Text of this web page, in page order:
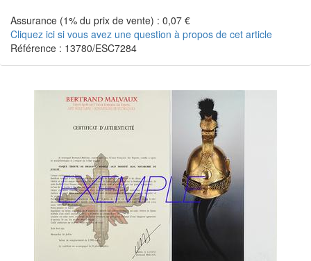
Assurance (1% du prix de vente) : 0,07 €
Cliquez ici si vous avez une question à propos de cet article
Référence : 13780/ESC7284